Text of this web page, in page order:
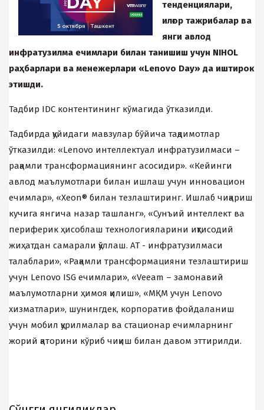
тенденциялари,
илғор тажрибалар ва
янги авлод
инфратузилма ечимлари билан танишиш учун NIHOL
раҳбарлари ва менежерлари «Lenovo Day» да иштирок
этишди.
Тадбир IDC контентининг кўмагида ўтказилди.
Тадбирда қуйидаги мавзулар бўйича тақдимотлар
ўтказилди: «Lenovo интеллектуал инфратузилмаси –
рақамли трансформациянинг асосидир». «Кейинги
авлод маълумотлари билан ишлаш учун инновацион
ечимлар», «Xeon® билан тезлаштиринг. Ишлаб чиқариш
кучига янгича назар ташланг», «Сунъий интеллект ва
периферик ҳисоблаш теxнологияларини иқтисодий
жиҳатдан самарали қўллаш. АТ - инфратузилмаси
талаблари», «Рақамли трансформацияни тезлаштириш
учун Lenovo ISG ечимлари», «Veeam – замонавий
маълумотларни ҳимоя қилиш», «МҚМ учун Lenovo
хизматлари», шунингдек, корпоратив фойдаланиш
учун мобил қурилмалар ва стационар ечимларнинг
жорий қаторини кўриб чиқиш билан давом эттирилди.